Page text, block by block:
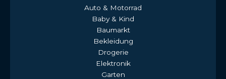
Auto & Motorrad
Baby & Kind
Baumarkt
Bekleidung
Drogerie
Elektronik
Garten